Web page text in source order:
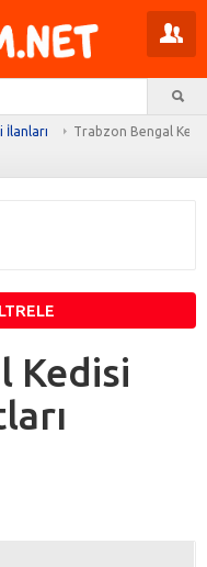
aç
İlanları Trabzon Bengal
Kedisi